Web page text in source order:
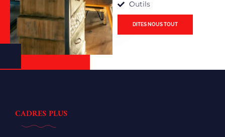
Outils
DITES NOUS TOUT
CADRES PLUS